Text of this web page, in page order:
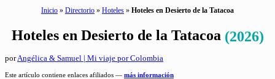
Inicio » Directorio » Hoteles » Hoteles en Desierto de la Tatacoa
Hoteles en Desierto de la Tatacoa (2026)
porAngélica & Samuel | Mi viaje por Colombia
Este artículo contiene enlaces afiliados — más información